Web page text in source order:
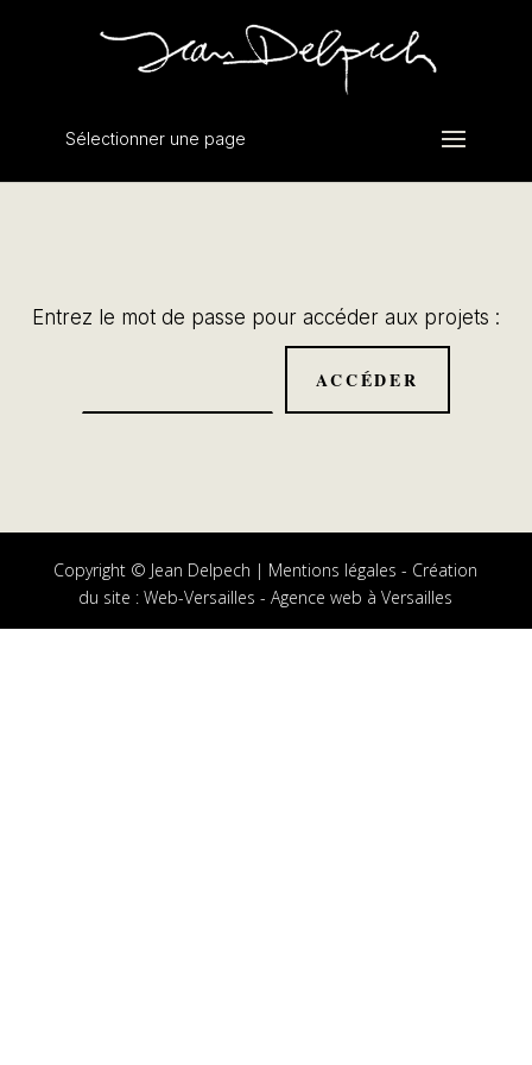
Sélectionner une page
Entrez le mot de passe pour accéder aux projets :
Copyright © Jean Delpech | Mentions légales - Création
du site :Web-Versailles - Agence web à Versailles